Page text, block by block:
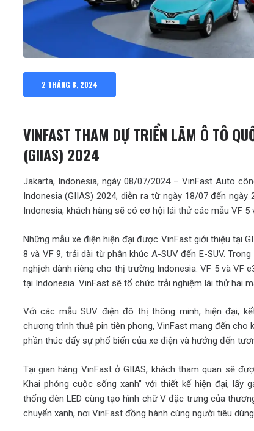
2 THÁNG 8, 2024
VINFAST THAM DỰ TRIỂN LÃM Ô TÔ
(GIIAS) 2024
Jakarta, Indonesia, ngày 08/07/2024 – VinFast Auto
Indonesia (GIIAS) 2024, diễn ra từ ngày 18/07 đến
Indonesia, khách hàng sẽ có cơ hội lái thử các mẫu VF
Những mẫu xe điện hiện đại được VinFast giới thiệu tại
8 và VF 9, trải dài từ phân khúc A-SUV đến E-SUV.
nghịch dành riêng cho thị trường Indonesia. VF 5 và VF
tại Indonesia. VinFast sẽ tổ chức trải nghiệm lái thử hai
Với các mẫu SUV điện đô thị thông minh, hiện đại,
chương trình thuê pin tiên phong, VinFast mang đến cho
phần thúc đẩy sự phổ biến của xe điện và hướng đến
Tại gian hàng VinFast ở GIIAS, khách tham quan sẽ
Khai phóng cuộc sống xanh” với thiết kế hiện đại, lấy
thống đèn LED cùng tạo hình chữ V đặc trưng của
chuyển xanh, nơi VinFast đồng hành cùng người tiêu